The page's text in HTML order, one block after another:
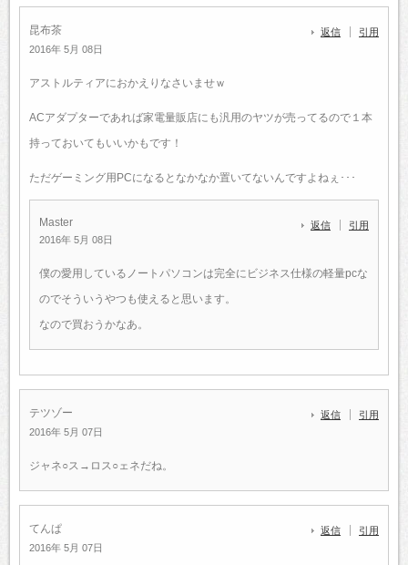
昆布茶
2016年 5月 08日
返信 引用
アストルティアにおかえりなさいませｗ
ACアダプターであれば家電量販店にも汎用のヤツが売ってるので１本
持っておいてもいいかもです！
ただゲーミング用PCになるとなかなか置いてないんですよねぇ･･･
Master
2016年 5月 08日
返信 引用
僕の愛用しているノートパソコンは完全にビジネス仕様の軽量pcな
のでそういうやつも使えると思います。
なので買おうかなあ。
テツゾー
2016年 5月 07日
返信 引用
ジャネ○ス→ロス○ェネだね。
てんぱ
2016年 5月 07日
返信 引用